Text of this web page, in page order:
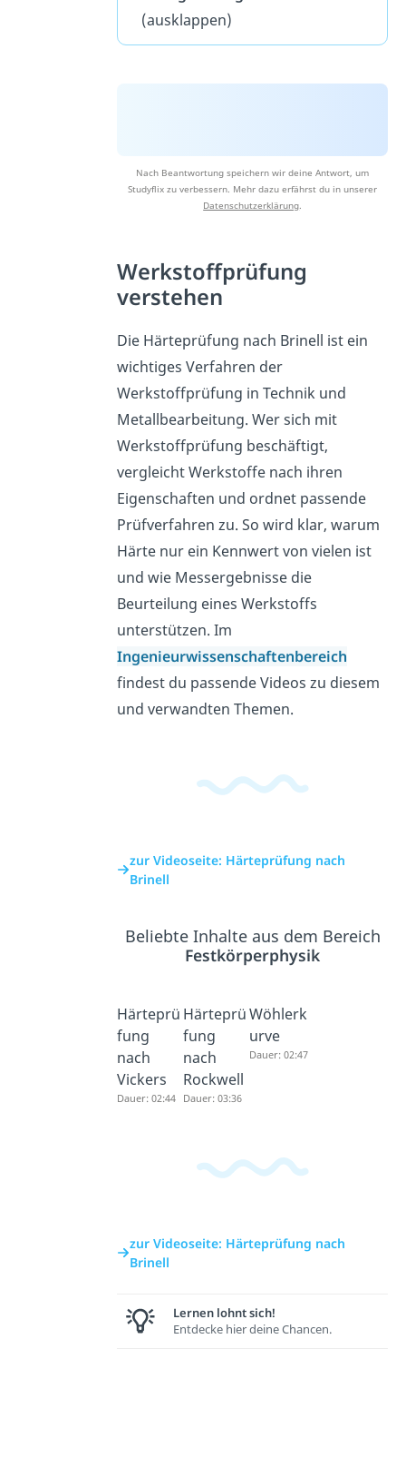
(ausklappen)
Nach Beantwortung speichern wir deine Antwort, um
Studyflix zu verbessern. Mehr dazu erfährst du in unserer
Datenschutzerklärung
Werkstoffprüfung
verstehen
Die Härteprüfung nach Brinell ist ein
wichtiges Verfahren der
Werkstoffprüfung in Technik und
Metallbearbeitung. Wer sich mit
Werkstoffprüfung beschäftigt,
vergleicht Werkstoffe nach ihren
Eigenschaften und ordnet passende
Prüfverfahren zu. So wird klar, warum
Härte nur ein Kennwert von vielen ist
und wie Messergebnisse die
Beurteilung eines Werkstoffs
unterstützen. Im
Ingenieurwissenschaftenbereich
findest du passende Videos zu diesem
und verwandten Themen.
zur Videoseite: Härteprüfung nach
Brinell
Beliebte Inhalte aus dem Bereich
Festkörperphysik
Härteprü
fung
nach
Vickers
Dauer: 02:44
Härteprü
fung
nach
Rockwell
Dauer: 03:36
Wöhlerk
urve
Dauer: 02:47
zur Videoseite: Härteprüfung nach
Brinell
Lernen lohnt sich!
Entdecke hier deine Chancen.